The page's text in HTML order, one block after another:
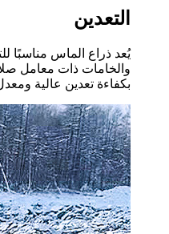
التعدين
يُعد ذراع الماس مناسبًا
بكفاءة تعدين عالية